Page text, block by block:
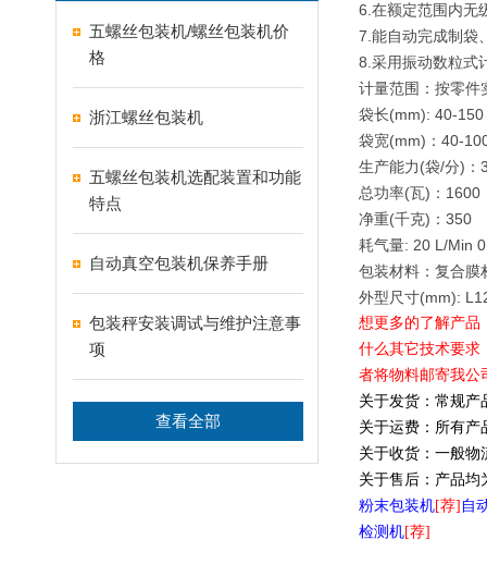
五螺丝包装机/螺丝包装机价
格
浙江螺丝包装机
五螺丝包装机选配装置和功能
特点
自动真空包装机保养手册
包装秤安装调试与维护注意事
项
查看全部
6.在额定范围内无
7.能自动完成制袋
8.采用振动数粒式
计量范围：按零件
袋长(mm): 40-150
袋宽(mm)：40-
生产能力(袋/分)：
总功率(瓦)：1600
净重(千克)：350
耗气量: 20 L/Min
包装材料：复合膜
外型尺寸(mm):
想更多的了解产品
什么其它技术要求
者将物料邮寄我公
关于发货：常规产
关于运费：所有产
关于收货：一般物
关于售后：产品均
粉末包装机[荐] 自
检测机[荐]